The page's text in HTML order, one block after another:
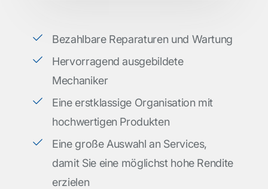
Bezahlbare Reparaturen und Wartung
Hervorragend ausgebildete
Mechaniker
Eine erstklassige Organisation mit
hochwertigen Produkten
Eine große Auswahl an Services,
damit Sie eine möglichst hohe Rendite
erzielen